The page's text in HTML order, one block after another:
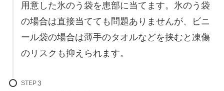
用意した氷のう袋を患部に当てます。氷のう袋
の場合は直接当てても問題ありませんが、ビニ
ール袋の場合は薄手のタオルなどを挟むと凍傷
のリスクも抑えられます。
STEP